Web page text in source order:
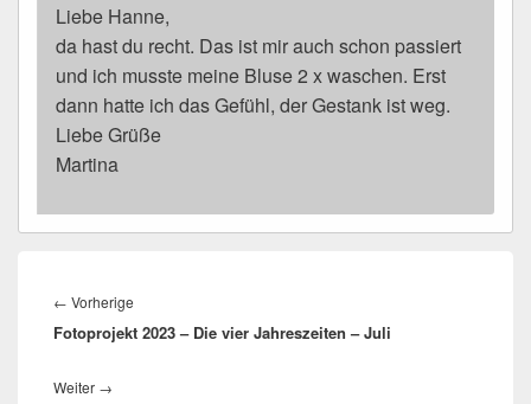
Liebe Hanne,
da hast du recht. Das ist mir auch schon passiert
und ich musste meine Bluse 2 x waschen. Erst
dann hatte ich das Gefühl, der Gestank ist weg.
Liebe Grüße
Martina
← Vorherige
Beitrag:
Fotoprojekt 2023 – Die vier Jahreszeiten – Juli
Weiter →